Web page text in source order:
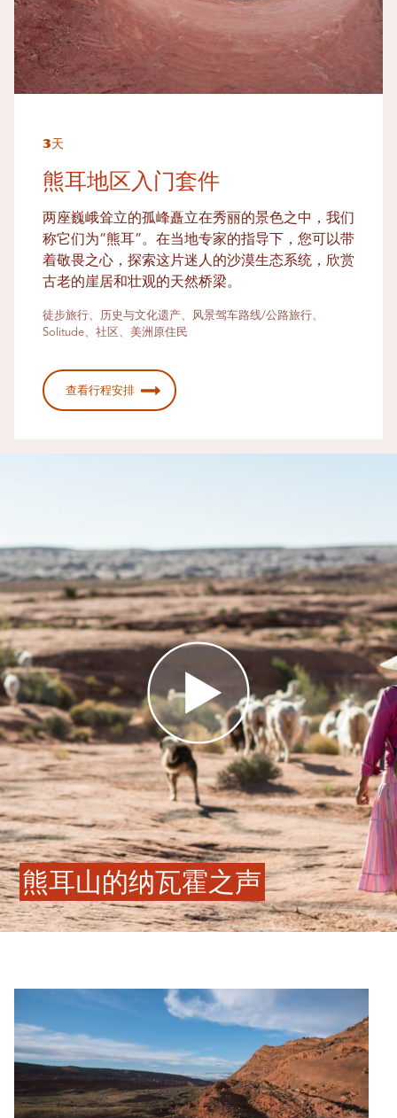
3天
熊耳地区入门套件
两座巍峨耸立的孤峰矗立在秀丽的景色之中，我们
称它们为“熊耳”。在当地专家的指导下，您可以带
着敬畏之心，探索这片迷人的沙漠生态系统，欣赏
古老的崖居和壮观的天然桥梁。
徒步旅行、历史与文化遗产、风景驾车路线/公路旅行、
Solitude、社区、美洲原住民
查看行程安排
熊耳山的纳瓦霍之声